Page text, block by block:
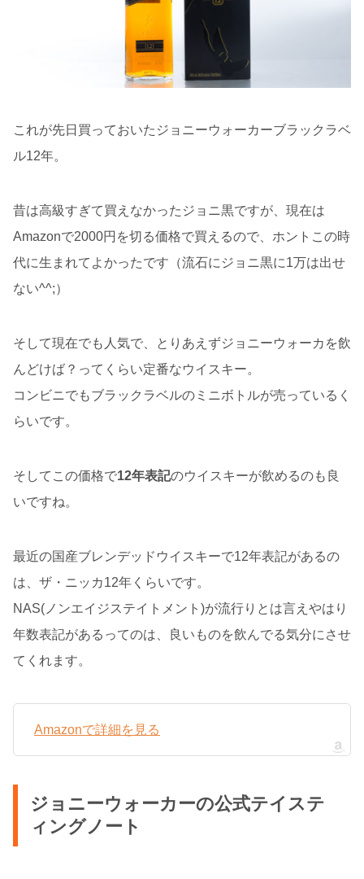
これが先日買っておいたジョニーウォーカーブラックラベ
ル12年。
昔は高級すぎて買えなかったジョニ黒ですが、現在は
Amazonで2000円を切る価格で買えるので、ホントこの時
代に生まれてよかったです（流石にジョニ黒に1万は出せ
ない^^;）
そして現在でも人気で、とりあえずジョニーウォーカを飲
んどけば？ってくらい定番なウイスキー。
コンビニでもブラックラベルのミニボトルが売っているく
らいです。
そしてこの価格で12年表記のウイスキーが飲めるのも良
いですね。
最近の国産ブレンデッドウイスキーで12年表記があるの
は、ザ・ニッカ12年くらいです。
NAS(ノンエイジステイトメント)が流行りとは言えやはり
年数表記があるってのは、良いものを飲んでる気分にさせ
てくれます。
Amazonで詳細を見る
ジョニーウォーカーの公式テイステ
ィングノート